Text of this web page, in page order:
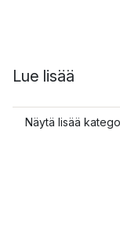
Lue lisää
Näytä lisää